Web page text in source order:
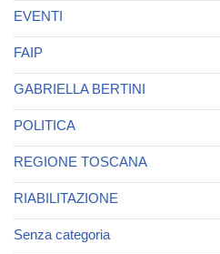
EVENTI
FAIP
GABRIELLA BERTINI
POLITICA
REGIONE TOSCANA
RIABILITAZIONE
Senza categoria